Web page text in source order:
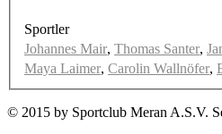
Sportler
Johannes Mair, Thomas Santer,
Maya Laimer, Carolin Wallnöfer,
© 2015 by Sportclub Meran A.S.V.